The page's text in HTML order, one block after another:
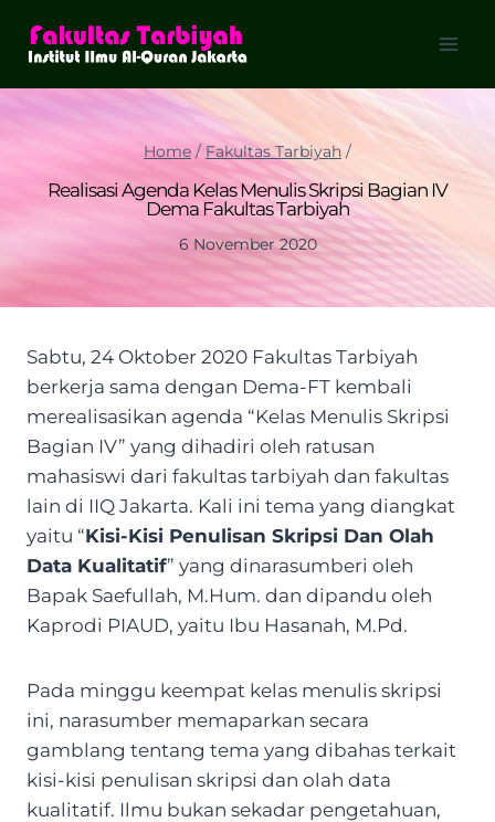
Home / Fakultas Tarbiyah /
Realisasi Agenda Kelas Menulis Skripsi Bagian IV
Dema Fakultas Tarbiyah
6 November 2020
Sabtu, 24 Oktober 2020 Fakultas Tarbiyah
berkerja sama dengan Dema-FT kembali
merealisasikan agenda “Kelas Menulis Skripsi
Bagian IV” yang dihadiri oleh ratusan
mahasiswi dari fakultas tarbiyah dan fakultas
lain di IIQ Jakarta. Kali ini tema yang diangkat
yaitu “Kisi-Kisi Penulisan Skripsi Dan Olah
Data Kualitatif” yang dinarasumberi oleh
Bapak Saefullah, M.Hum. dan dipandu oleh
Kaprodi PIAUD, yaitu Ibu Hasanah, M.Pd.
Pada minggu keempat kelas menulis skripsi
ini, narasumber memaparkan secara
gamblang tentang tema yang dibahas terkait
kisi-kisi penulisan skripsi dan olah data
kualitatif. Ilmu bukan sekadar pengetahuan,